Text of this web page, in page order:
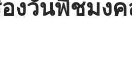
งวันพืชมงค